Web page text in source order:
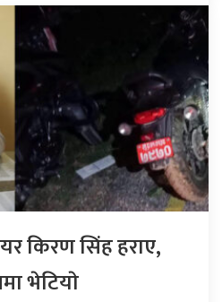
किरण सिंह हराए,
भेटियाे